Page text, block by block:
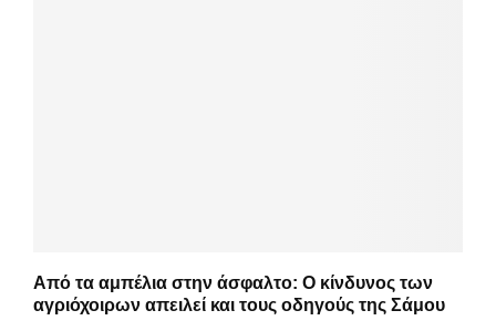
Από τα αμπέλια στην άσφαλτο: Ο κίνδυνος των
αγριόχοιρων απειλεί και τους οδηγούς της Σάμου